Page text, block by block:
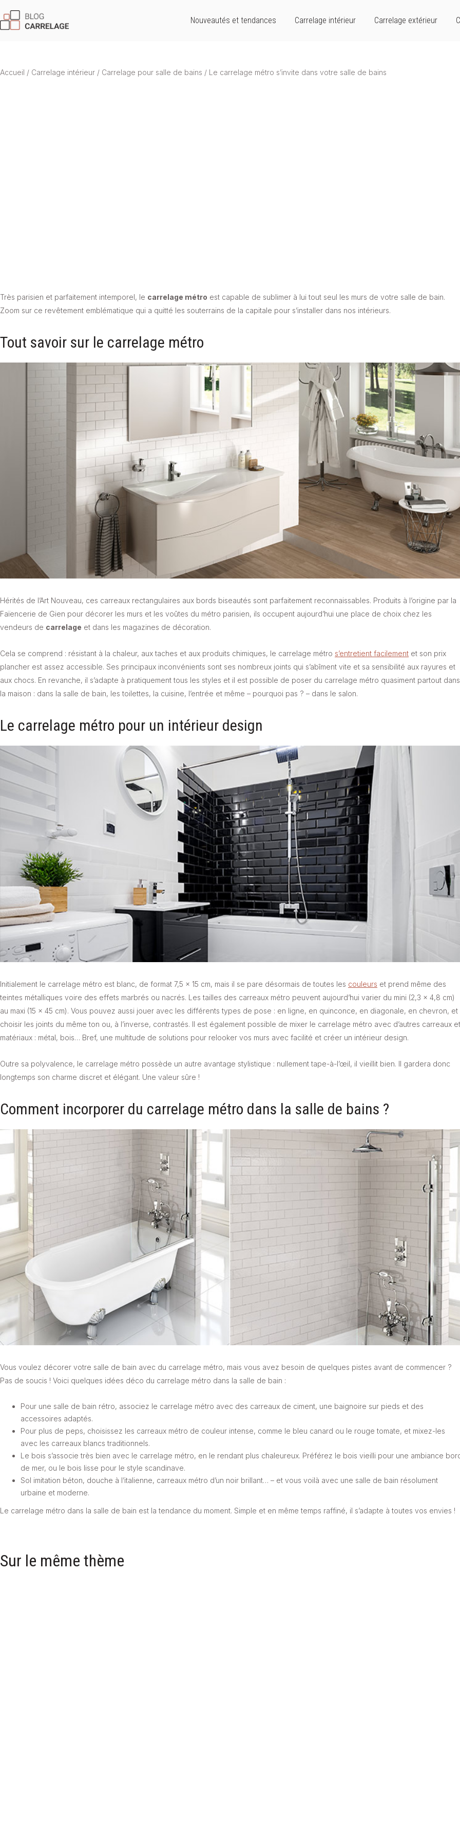
Nouveautés et tendances Carrelage intérieur Carrelage extérieur
Accueil / Carrelage intérieur / Carrelage pour salle de bains / Le carrelage métro s’invite dans votre salle de bains
Très parisien et parfaitement intemporel, le carrelage métro est capable de sublimer à lui tout seul les murs de votre salle de bain.
Zoom sur ce revêtement emblématique qui a quitté les souterrains de la capitale pour s’installer dans nos intérieurs.
Tout savoir sur le carrelage métro
Hérités de l’Art Nouveau, ces carreaux rectangulaires aux bords biseautés sont parfaitement reconnaissables. Produits à l’origine par la
Faïencerie de Gien pour décorer les murs et les voûtes du métro parisien, ils occupent aujourd’hui une place de choix chez les
vendeurs de carrelage et dans les magazines de décoration.
Cela se comprend : résistant à la chaleur, aux taches et aux produits chimiques, le carrelage métro s’entretient facilement et son prix
plancher est assez accessible. Ses principaux inconvénients sont ses nombreux joints qui s’abîment vite et sa sensibilité aux rayures et
aux chocs. En revanche, il s’adapte à pratiquement tous les styles et il est possible de poser du carrelage métro quasiment partout dans
la maison : dans la salle de bain, les toilettes, la cuisine, l’entrée et même – pourquoi pas ? – dans le salon.
Le carrelage métro pour un intérieur design
Initialement le carrelage métro est blanc, de format 7,5 x 15 cm, mais il se pare désormais de toutes les couleurs et prend même des
teintes métalliques voire des effets marbrés ou nacrés. Les tailles des carreaux métro peuvent aujourd’hui varier du mini (2,3 x 4,8 cm)
au maxi (15 x 45 cm). Vous pouvez aussi jouer avec les différents types de pose : en ligne, en quinconce, en diagonale, en chevron, et
choisir les joints du même ton ou, à l’inverse, contrastés. Il est également possible de mixer le carrelage métro avec d’autres carreaux et
matériaux : métal, bois… Bref, une multitude de solutions pour relooker vos murs avec facilité et créer un intérieur design.
Outre sa polyvalence, le carrelage métro possède un autre avantage stylistique : nullement tape-à-l’œil, il vieillit bien. Il gardera donc
longtemps son charme discret et élégant. Une valeur sûre !
Comment incorporer du carrelage métro dans la salle de bains ?
Vous voulez décorer votre salle de bain avec du carrelage métro, mais vous avez besoin de quelques pistes avant de commencer ?
Pas de soucis ! Voici quelques idées déco du carrelage métro dans la salle de bain :
Pour une salle de bain rétro, associez le carrelage métro avec des carreaux de ciment, une baignoire sur pieds et des
accessoires adaptés.
Pour plus de peps, choisissez les carreaux métro de couleur intense, comme le bleu canard ou le rouge tomate, et mixez-les
avec les carreaux blancs traditionnels.
Le bois s’associe très bien avec le carrelage métro, en le rendant plus chaleureux. Préférez le bois vieilli pour une ambiance
de mer, ou le bois lisse pour le style scandinave.
Sol imitation béton, douche à l’italienne, carreaux métro d’un noir brillant… – et vous voilà avec une salle de bain résolument
urbaine et moderne.
Le carrelage métro dans la salle de bain est la tendance du moment. Simple et en même temps raffiné, il s’adapte à toutes vos envies !
Sur le même thème